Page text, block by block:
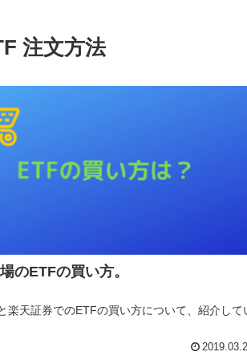
注文方法
のETFの買い方。
楽天証券でのETFの買い方について、紹介して